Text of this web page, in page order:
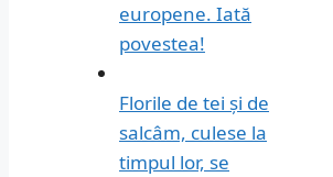
europene. Iată
povestea!
Florile de tei și de
salcâm, culese la
timpul lor, se